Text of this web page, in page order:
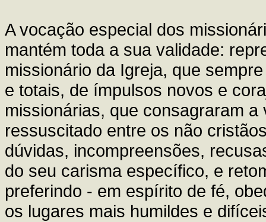
A vocação especial dos
mantém toda a sua validade:
missionário da Igreja, que
e totais, de ímpulsos novos e
missionárias, que consagraram
ressuscitado entre os não
dúvidas, incompreensões,
do seu carisma específico, e
preferindo - em espírito de fé,
os lugares mais humildes e